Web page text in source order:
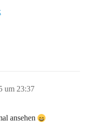
um 23:37
ansehen